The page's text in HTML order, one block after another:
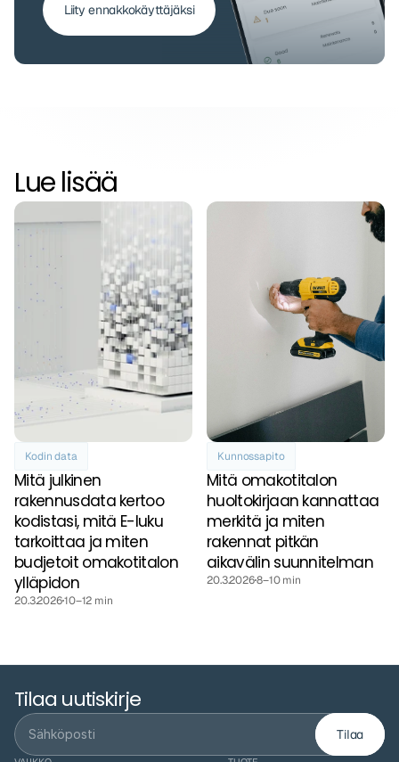
Liity ennakkokäyttäjäksi
Lue lisää
Kodin data
Mitä julkinen
rakennusdata kertoo
kodistasi, mitä E-luku
tarkoittaa ja miten
budjetoit omakotitalon
ylläpidon
20.3.202610–12 min
Kunnossapito
Mitä omakotitalon
huoltokirjaan kannattaa
merkitä ja miten
rakennat pitkän
aikavälin suunnitelman
20.3.20268–10 min
Tilaa uutiskirje
Tilaa